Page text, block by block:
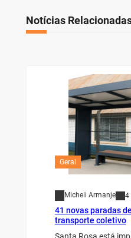
Notícias
Geral
Micheli Armanje 4
41 novas paradas
transporte coletivo